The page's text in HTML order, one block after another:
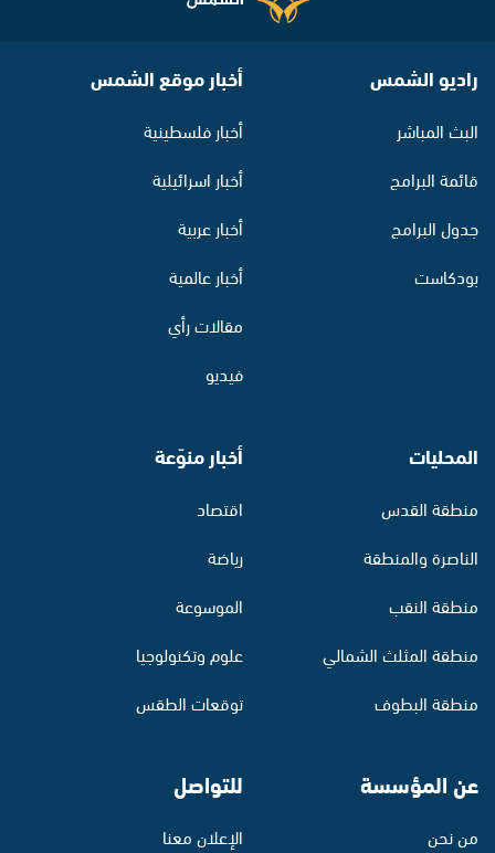
راديو الشمس
البث المباشر
قائمة البرامج
جدول البرامج
بودكاست
أخبار موقع الشمس
أخبار فلسطينية
أخبار اسرائيلية
أخبار عربية
أخبار عالمية
مقالات رأي
فيديو
المحليات
منطقة القدس
الناصرة والمنطقة
منطقة النقب
منطقة المثلث الشمالي
منطقة البطوف
أخبار منوّعة
اقتصاد
رياضة
الموسوعة
علوم وتكنولوجيا
توقعات الطقس
عن المؤسسة
من نحن
للتواصل
الإعلان معنا